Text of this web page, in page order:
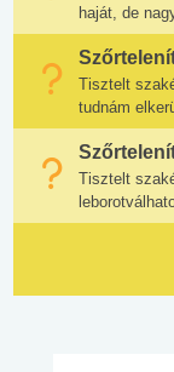
haját, de
Tisztelt
tudnám
Tisztelt